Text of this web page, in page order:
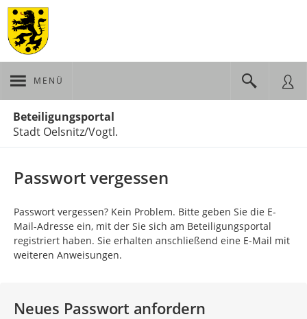
MENÜ
Beteiligungsportal
Stadt Oelsnitz/Vogtl.
Passwort vergessen
Passwort vergessen? Kein Problem. Bitte geben Sie die E-
Mail-Adresse ein, mit der Sie sich am Beteiligungsportal
registriert haben. Sie erhalten anschließend eine E-Mail mit
weiteren Anweisungen.
Neues Passwort anfordern